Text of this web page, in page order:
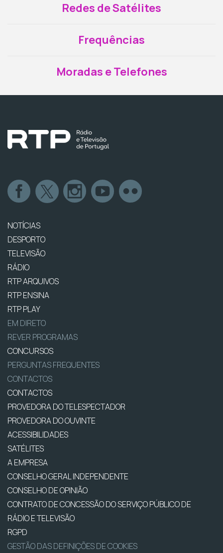
Redes de Satélites
Frequências
Moradas e Telefones
NOTÍCIAS
DESPORTO
TELEVISÃO
RÁDIO
RTP ARQUIVOS
RTP ENSINA
RTP PLAY
EM DIRETO
REVER PROGRAMAS
CONCURSOS
PERGUNTAS FREQUENTES
CONTACTOS
CONTACTOS
PROVEDORA DO TELESPECTADOR
PROVEDORA DO OUVINTE
ACESSIBILIDADES
SATÉLITES
A EMPRESA
CONSELHO GERAL INDEPENDENTE
CONSELHO DE OPINIÃO
CONTRATO DE CONCESSÃO DO SERVIÇO PÚBLICO DE
RÁDIO E TELEVISÃO
RGPD
GESTÃO DAS DEFINIÇÕES DE COOKIES